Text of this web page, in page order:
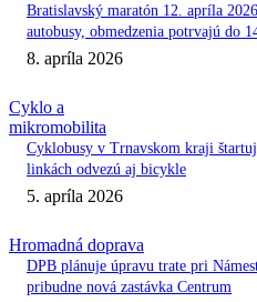
Bratislavský maratón 12. apríla
autobusy, obmedzenia potrvajú do
8. apríla 2026
Cyklo a
mikromobilita
Cyklobusy v Trnavskom kraji
linkách odvezú aj bicykle
5. apríla 2026
Hromadná doprava
DPB plánuje úpravu trate pri
pribudne nová zastávka Centrum